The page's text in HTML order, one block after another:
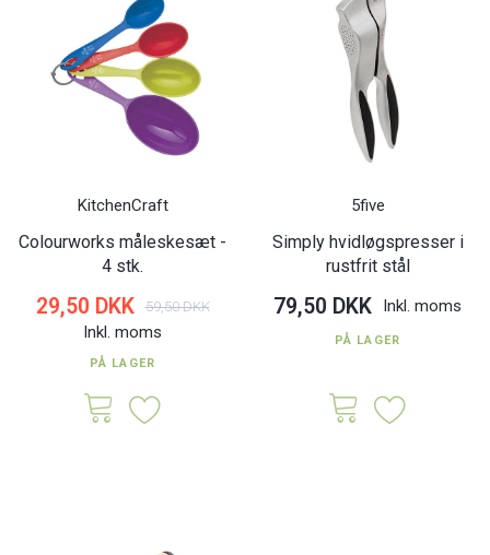
KitchenCraft
Colourworks måleskesæt -
4 stk.
29,50 DKK 59,50 DKK
Inkl. moms
PÅ LAGER
5five
Simply hvidløgspresser i
rustfrit stål
79,50 DKK Inkl. moms
PÅ LAGER